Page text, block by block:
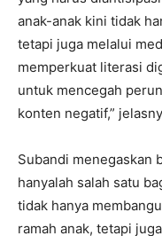
anak-anak kini tidak
tetapi juga melalui
memperkuat literasi
untuk mencegah
konten negatif,”
Subandi menegaskan
hanyalah salah satu
tidak hanya
ramah anak, tetapi